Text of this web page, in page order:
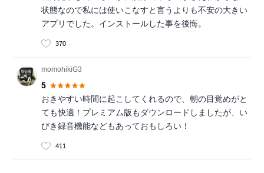
状態なので私には使いこなすと言うよりも不安の大きい
アプリでした。インストールした事を後悔。
370
momohikiG3
5
おきやすい時間に起こしてくれるので、朝の目覚めがと
ても快適！プレミアム版もダウンロードしましたが、い
びき録音機能などもあっておもしろい！
411